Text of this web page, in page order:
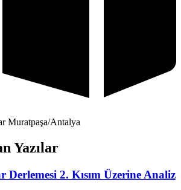
Muratpaşa/Antalya
Yazılar
Derlemesi 2. Kısım Üzerine Analiz